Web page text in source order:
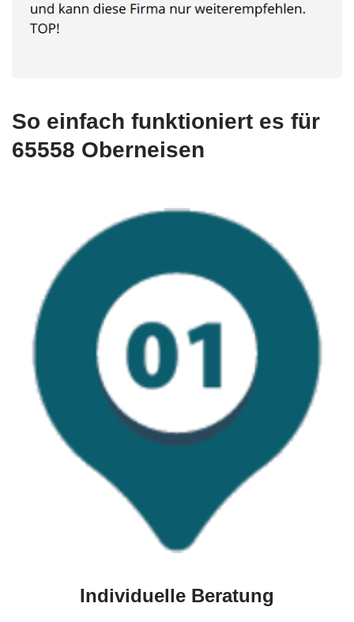
So einfach funktioniert es für
65558 Oberneisen
Individuelle Beratung